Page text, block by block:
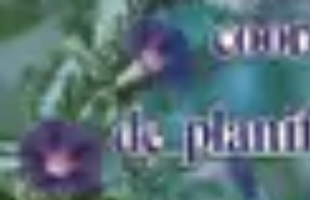
Prévoir Obsèques
Planification des Obsèques
Aspects
JuridiquesCérémoniesOrganisationFinances
Prévoir Obsèques